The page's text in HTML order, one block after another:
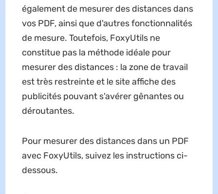
également de mesurer des distances dans
vos PDF, ainsi que d'autres fonctionnalités
de mesure. Toutefois, FoxyUtils ne
constitue pas la méthode idéale pour
mesurer des distances : la zone de travail
est très restreinte et le site affiche des
publicités pouvant s'avérer gênantes ou
déroutantes.
Pour mesurer des distances dans un PDF
avec FoxyUtils, suivez les instructions ci-
dessous.